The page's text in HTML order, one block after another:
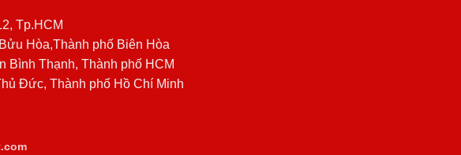
Tp.HCM
Hòa,Thành phố Biên Hòa
Thạnh, Thành phố HCM
Đức, Thành phố Hồ Chí Minh